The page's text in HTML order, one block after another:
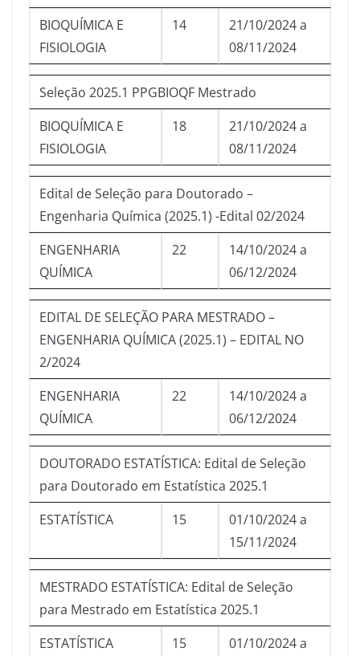
BIOQUÍMICA E
FISIOLOGIA
14
21/10/2024 a
08/11/2024
Seleção 2025.1 PPGBIOQF Mestrado
BIOQUÍMICA E
FISIOLOGIA
18
21/10/2024 a
08/11/2024
Edital de Seleção para Doutorado –
Engenharia Química (2025.1) -Edital 02/2024
ENGENHARIA
QUÍMICA
22
14/10/2024 a
06/12/2024
EDITAL DE SELEÇÃO PARA MESTRADO –
ENGENHARIA QUÍMICA (2025.1) – EDITAL NO
2/2024
ENGENHARIA
QUÍMICA
22
14/10/2024 a
06/12/2024
DOUTORADO ESTATÍSTICA: Edital de Seleção
para Doutorado em Estatística 2025.1
ESTATÍSTICA
15
01/10/2024 a
15/11/2024
MESTRADO ESTATÍSTICA: Edital de Seleção
para Mestrado em Estatística 2025.1
ESTATÍSTICA
15
01/10/2024 a